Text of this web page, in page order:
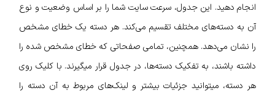
انجام دهید. این جدول، سرعت سایت شما را بر اساس وضعیت و نوع
آن به دسته‌های مختلف تقسیم می‌کند. هر دسته یک خطای مشخص
را نشان می‌دهد. همچنین، تمامی صفحاتی که خطای مشخص شده را
داشته باشند، به تفکیک دسته‌ها، در جدول قرار میگیرند. با کلیک روی
هر دسته، میتوانید جزئیات بیشتر و لینک‌های مربوط به آن دسته را